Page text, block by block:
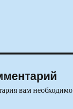
вам